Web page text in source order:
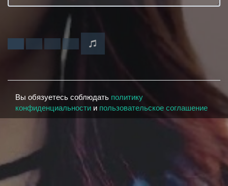
Вы обязуетесь соблюдать политику
конфиденциальности и пользовательское соглашение